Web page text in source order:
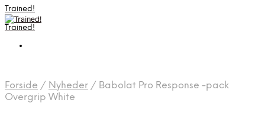
Trained!
Trained!
Forside / Nyheder / Babolat Pro Response -pack
Overgrip White